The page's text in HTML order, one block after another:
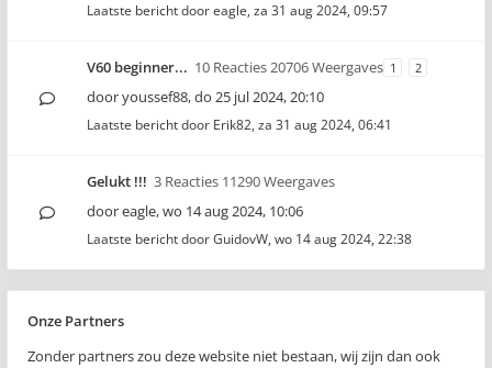
Laatste bericht dooreagle, za 31 aug 2024, 09:57
V60 beginner... 10 Reacties 20706 Weergaves 1 2
dooryoussef88,do 25 jul 2024, 20:10
Laatste bericht door Erik82, za 31 aug 2024, 06:41
Gelukt !!! 3 Reacties 11290 Weergaves
dooreagle,wo 14 aug 2024, 10:06
Laatste bericht doorGuidovW, wo 14 aug 2024, 22:38
Onze Partners
Zonder partners zou deze website niet bestaan, wij zijn dan ook